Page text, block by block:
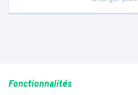
Fonctionnalités